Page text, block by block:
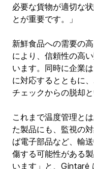
必要な貨物が適切な
とが重要です。」
新鮮食品への需要の
により、信頼性の高
います。同時に企業
に対応するとともに
チェックからの脱却
これまで温度管理と
た製品にも、監視の
ば電子部品など、輸
傷する可能性がある
います」と、Gintarė